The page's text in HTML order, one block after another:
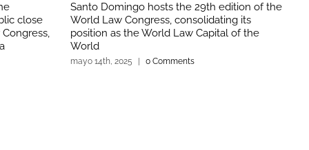
close
Santo Domingo hosts the 29th edition of the
World Law Congress, consolidating its
position as the World Law Capital of the
World
mayo 14th, 2025 0 Comments